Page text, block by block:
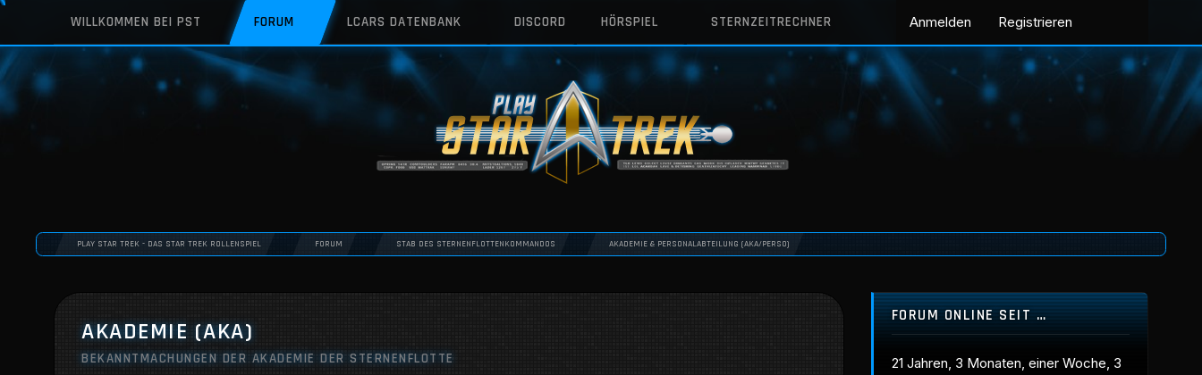
WILLKOMMEN BEI PST FORUM LCARS DATENBANK DISCORD HÖRSPIEL STERNZEITRECHNER Anmelden Registrieren
PLAY STAR TREK - DAS STAR TREK ROLLENSPIEL FORUM STAB DES STERNENFLOTTENKOMMANDOS AKADEMIE & PERSONALABTEILUNG (AKA/PERSO)
AKADEMIE (AKA)
BEKANNTMACHUNGEN DER AKADEMIE DER STERNENFLOTTE
FORUM ONLINE SEIT …
21 Jahren, 3 Monaten, einer Woche, 3